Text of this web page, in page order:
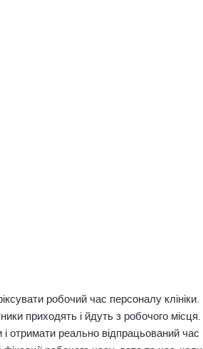
робочий час персоналу клініки.
приходять і йдуть з робочого місця.
отримати реально відпрацьований час